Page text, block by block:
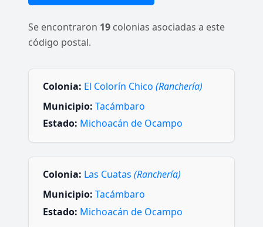
Se encontraron 19 colonias asociadas a este
código postal.
Colonia: El Colorín Chico (Ranchería)
Municipio: Tacámbaro
Estado: Michoacán de Ocampo
Colonia: Las Cuatas (Ranchería)
Municipio: Tacámbaro
Estado: Michoacán de Ocampo